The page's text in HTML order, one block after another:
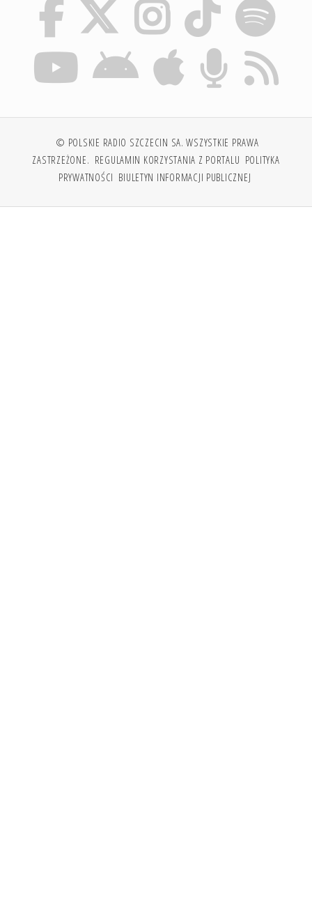
© POLSKIE RADIO SZCZECIN SA. WSZYSTKIE PRAWA
ZASTRZEŻONE. REGULAMIN KORZYSTANIA Z PORTALU POLITYKA
PRYWATNOŚCI BIULETYN INFORMACJI PUBLICZNEJ